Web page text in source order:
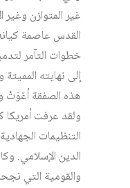
غير المتوازن
القدس عاصمة
خطوات التآمر
إلى نهايته
هذه الصفقة أغوَتْ
ولقد عرفت
التنظيمات
الدين الإسلامي.
والقومية التي